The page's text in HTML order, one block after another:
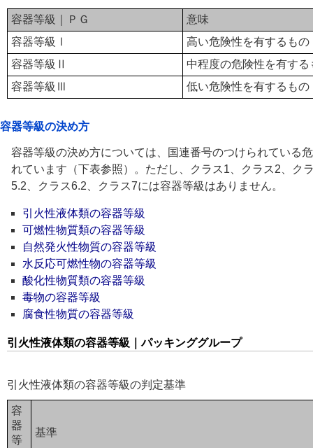
容器等級｜ＰＧ
意味
容器等級Ⅰ
高い危険性を有するもの
容器等級Ⅱ
中程度の危険性を有する
容器等級Ⅲ
低い危険性を有するもの
容器等級の決め方
容器等級の決め方については、国連番号のつけられている
れています（下表参照）。ただし、クラス1、クラス2、ク
5.2、クラス6.2、クラス7には容器等級はありません。
引火性液体類の容器等級
可燃性物質類の容器等級
自然発火性物質の容器等級
水反応可燃性物の容器等級
酸化性物質類の容器等級
毒物の容器等級
腐食性物質の容器等級
引火性液体類の容器等級｜パッキンググループ
引火性液体類の容器等級の判定基準
容
器
等
基準